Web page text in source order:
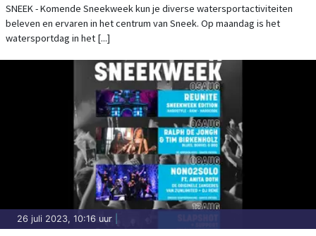
SNEEK - Komende Sneekweek kun je diverse watersportactiviteiten
beleven en ervaren in het centrum van Sneek. Op maandag is het
watersportdag in het [...]
26 juli 2023, 10:16 uur